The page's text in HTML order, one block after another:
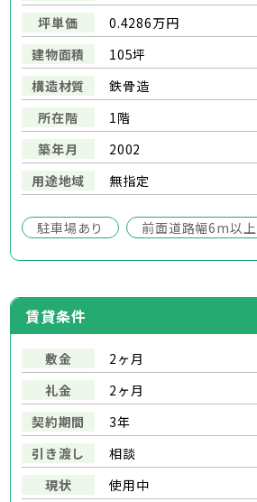
坪単価
0.4286万円
建物面積
105坪
構造材質
鉄骨造
所在階
1階
築年月
2002
用途地域
無指定
駐車場あり 前面道路幅6m以上
賃貸条件
敷金
2ヶ月
礼金
2ヶ月
契約期間
3年
引き渡し
相談
現状
使用中